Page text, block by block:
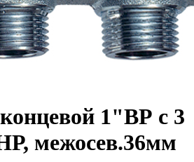
1"ВР с 3
межосев.36мм